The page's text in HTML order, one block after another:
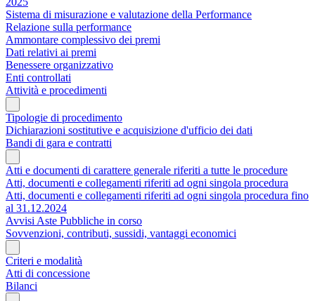
Sistema di misurazione e valutazione della Performance
Relazione sulla performance
Ammontare complessivo dei premi
Dati relativi ai premi
Benessere organizzativo
Enti controllati
Attività e procedimenti
Tipologie di procedimento
Dichiarazioni sostitutive e acquisizione d'ufficio dei dati
Bandi di gara e contratti
Atti e documenti di carattere generale riferiti a tutte le procedure
Atti, documenti e collegamenti riferiti ad ogni singola procedura
Atti, documenti e collegamenti riferiti ad ogni singola procedura fino
al 31.12.2024
Avvisi Aste Pubbliche in corso
Sovvenzioni, contributi, sussidi, vantaggi economici
Criteri e modalità
Atti di concessione
Bilanci